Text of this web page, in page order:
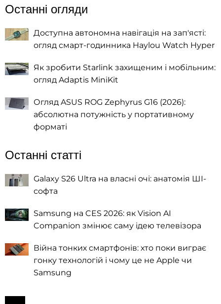
Останні огляди
Доступна автономна навігація на зап'ясті:
огляд смарт-годинника Haylou Watch Hyper
Як зробити Starlink захищеним і мобільним:
огляд Adaptis MiniKit
Огляд ASUS ROG Zephyrus G16 (2026):
абсолютна потужність у портативному
форматі
Останні статті
Galaxy S26 Ultra на власні очі: анатомія ШІ-
софта
Samsung на CES 2026: як Vision AI
Companion змінює саму ідею телевізора
Війна тонких смартфонів: хто поки виграє
гонку технологій і чому це не Apple чи
Samsung